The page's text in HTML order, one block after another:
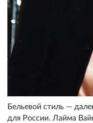
Бельевой стиль —
для России. Лайма